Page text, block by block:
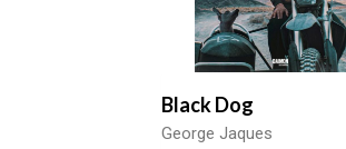
Black Dog
George Jaques